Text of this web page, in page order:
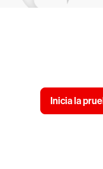
Inicia la